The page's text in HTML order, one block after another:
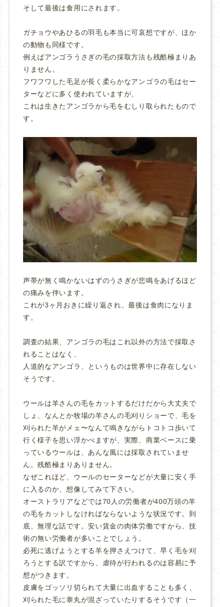
そして最後は食用にされます。
ガチョウやあひるの羽毛も本当に可哀想ですが、ほか
の動物も同様です。
例えばアンゴラうさぎの毛の採取方法も残酷極まりあ
りません。
フワフワした毛足が長く柔らかなアンゴラの毛はセー
ターなどに多く使われていますが、
これは生きたアンゴラから毛をむしり取られたもので
す。
声帯が無く鳴かないはずのうさぎが悲鳴をあげるほど
の痛みを伴います。
これが3ヶ月おきに繰り返され、最後は食肉になりま
す。
調査の結果、アンゴラの毛はこれ以外の方法で採取さ
れることはなく、
人道的なアンゴラ、というものは世界中に存在しない
そうです。
ウールは羊さんの毛をカットするだけだから大丈夫で
しょ、なんとか牧場の羊さんの毛刈りショーで、毛を
刈られた羊がメェ〜なんて鳴きながらトコトコ歩いて
行く様子を思い浮かべますが、実際、商業ベースに乗
っているウールは、あんな風には採取されていませ
ん。残酷極まりありません。
なぜこれほど、ウールのセーターなどが大量に安く手
に入るのか、想像してみて下さい。
オーストラリアなどでは70人の労働者が400万頭の羊
の毛をカットしなければならないような状況です。到
底、無理な話です。安い賃金の肉体労働ですから、技
術の無い労働者が多いことでしょう。
必死に逃げようとする羊を押さえつけて、早く毛を刈
ろうとする訳ですから、虐待が行われるのは容易に予
想がつきます。
皮膚をゴッソリ切られて大量に出血することも多く、
刈られた毛に睾丸が混ざっていたりするそうです（一